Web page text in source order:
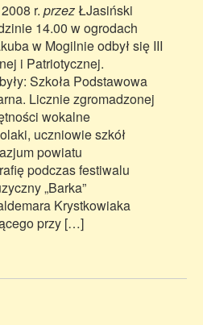
r. przez ŁJasiński
14.00 w ogrodach
w Mogilnie odbył się III
i Patriotycznej.
Szkoła Podstawowa
Licznie zgromadzonej
wokalne
uczniowie szkół
powiatu
podczas festiwalu
„Barka”
Krystkowiaka
przy […]